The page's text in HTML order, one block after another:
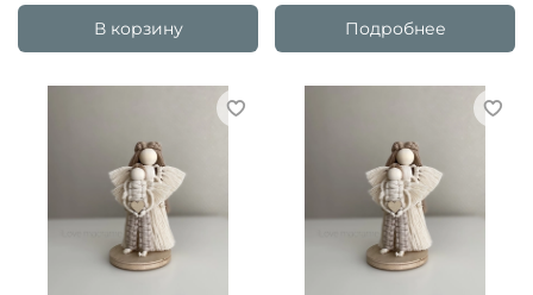
В корзину Подробнее